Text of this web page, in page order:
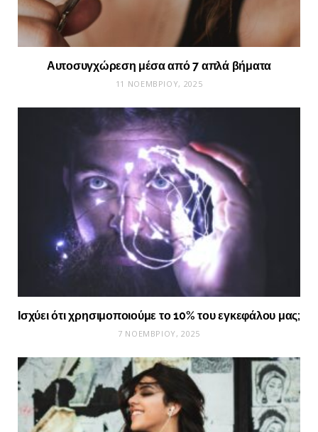
Αυτοσυγχώρεση μέσα από 7 απλά βήματα
11 ΝΟΕΜΒΡΊΟΥ, 2025
Ισχύει ότι χρησιμοποιούμε το 10% του εγκεφάλου μας;
7 ΝΟΕΜΒΡΊΟΥ, 2025